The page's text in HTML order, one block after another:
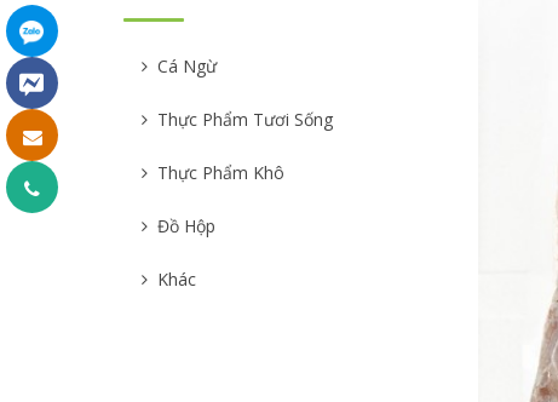
Cá Ngừ
Thực Phẩm Tươi Sống
Thực Phẩm Khô
Đồ Hộp
Khác